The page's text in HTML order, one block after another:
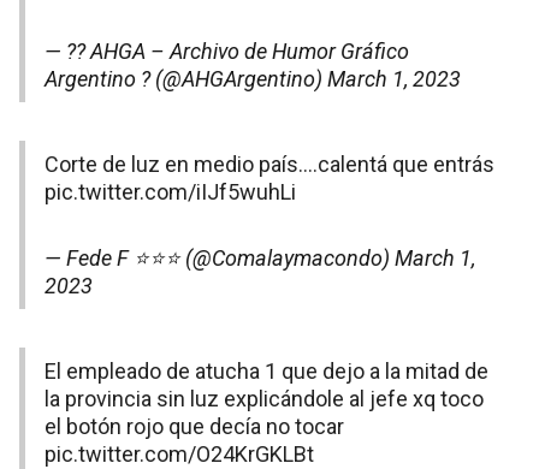
— ?? AHGA – Archivo de Humor Gráfico
Argentino ? (@AHGArgentino) March 1, 2023
Corte de luz en medio país….calentá que entrás
pic.twitter.com/iIJf5wuhLi
— Fede F ⭐️⭐️⭐️ (@Comalaymacondo) March 1,
2023
El empleado de atucha 1 que dejo a la mitad de
la provincia sin luz explicándole al jefe xq toco
el botón rojo que decía no tocar
pic.twitter.com/O24KrGKLBt